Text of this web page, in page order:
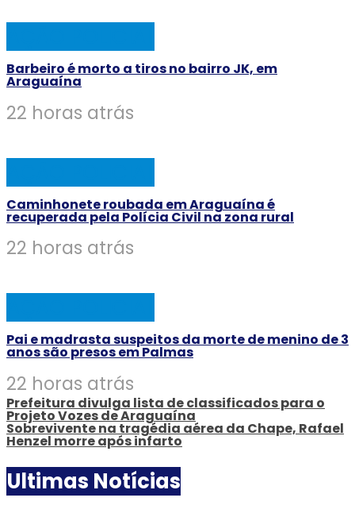
Barbeiro é morto a tiros no bairro JK, em
Araguaína
22 horas atrás
Caminhonete roubada em Araguaína é
recuperada pela Polícia Civil na zona rural
22 horas atrás
Pai e madrasta suspeitos da morte de menino de 3
anos são presos em Palmas
22 horas atrás
Prefeitura divulga lista de classificados para o
Projeto Vozes de Araguaína
Sobrevivente na tragédia aérea da Chape, Rafael
Henzel morre após infarto
Ultimas Notícias